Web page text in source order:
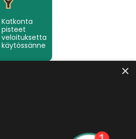
Katkonta
pisteet
veloituksetta
käytössänne
×